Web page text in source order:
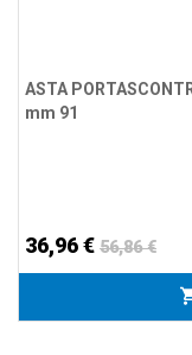
ASTA
mm 91
36,96 € 56,86 €